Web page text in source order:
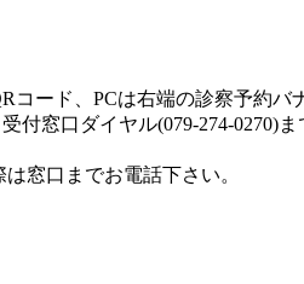
コード、PCは右端の診察予約バ
窓口ダイヤル(079-274-0270)ま
窓口までお電話下さい。